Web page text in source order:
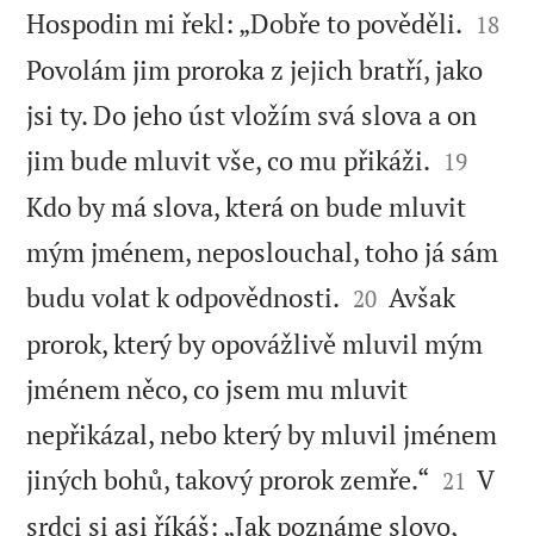
Hospodin mi řekl: „Dobře to pověděli. 

18
Povolám jim proroka z jejich bratří, jako
jsi ty. Do jeho úst vložím svá slova a on
jim bude mluvit vše, co mu přikáži. 

19
Kdo by má slova, která on bude mluvit
mým jménem, neposlouchal, toho já sám
budu volat k odpovědnosti. 

20 Avšak
prorok, který by opovážlivě mluvil mým
jménem něco, co jsem mu mluvit
nepřikázal, nebo který by mluvil jménem
jiných bohů, takový prorok zemře.“ 

21 V
srdci si asi říkáš: „Jak poznáme slovo,